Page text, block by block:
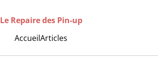
Le Repaire des Pin-up
AccueilArticles